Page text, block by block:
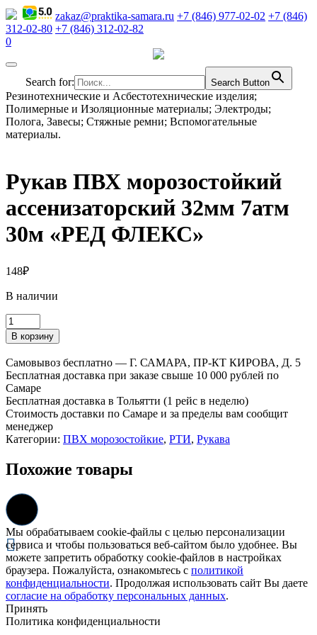
zakaz@praktika-samara.ru +7 (846) 977-02-02 +7 (846)
312-02-80 +7 (846) 312-02-82
0
Search for: Search Button
Резинотехнические и Асбестотехнические изделия;
Полимерные и Изоляционные материалы; Электроды;
Полога, Завесы; Стяжные ремни; Вспомогательные
материалы.
Рукав ПВХ морозостойкий
ассенизаторский 32мм 7атм
30м «РЕД ФЛЕКС»
148₽
В наличии
Количество
товара
Рукав
ПВХ
морозостойкий
ассенизаторский
32мм
7атм
30м
"РЕД
ФЛЕКС"
В корзину
Самовывоз бесплатно — Г. САМАРА, ПР-КТ КИРОВА, Д. 5
Бесплатная доставка при заказе свыше 10 000 рублей по
Самаре
Бесплатная доставка в Тольятти (1 рейс в неделю)
Стоимость доставки по Самаре и за пределы вам сообщит
менеджер
Категории: ПВХ морозостойкие, РТИ, Рукава
Похожие товары
Мы обрабатываем cookie-файлы с целью персонализации
сервиса и чтобы пользоваться веб-сайтом было удобнее. Вы
можете запретить обработку cookie-файлов в настройках
браузера. Пожалуйста, ознакомьтесь с политикой
конфиденциальности. Продолжая использовать сайт Вы даете
согласие на обработку персональных данных.
Принять
Политика конфиденциальности